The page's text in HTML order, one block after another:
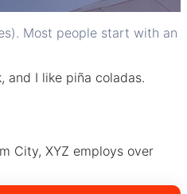
Most people start with an
and I like piña coladas.
City, XYZ employs over